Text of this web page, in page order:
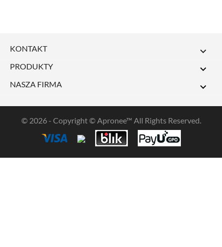
KONTAKT 
PRODUKTY 
NASZA FIRMA 
© 2026 - Copyright © Apronee™ All Rights Reserved.